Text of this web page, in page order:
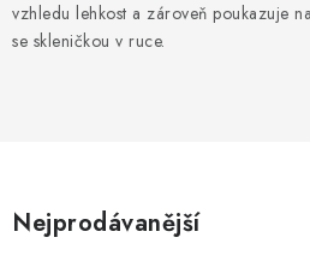
OKAMŽITĚ K ODBĚRU
VÁNOCE
vzhledu lehkost a zároveň poukazuje
se skleničkou v ruce.
Nejprodávanější